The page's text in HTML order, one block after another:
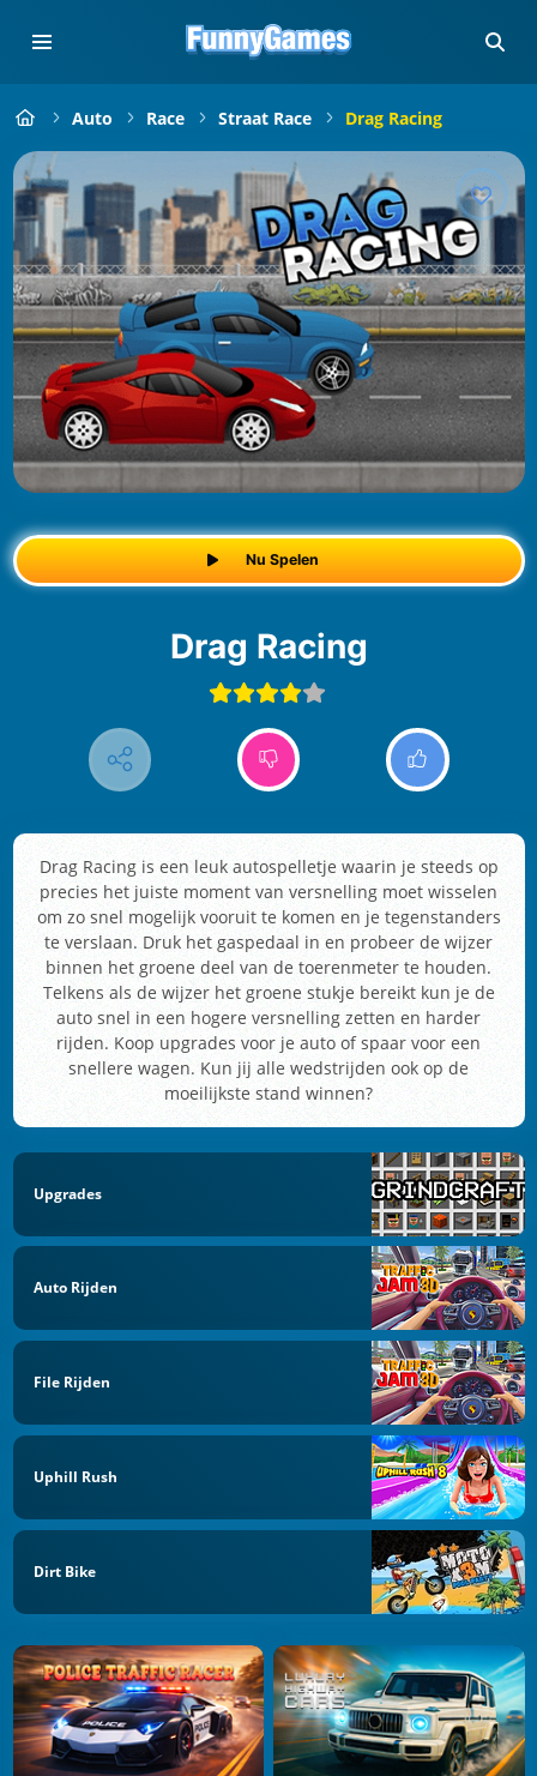
Auto Race Straat Race Drag Racing
Nu Spelen
Drag Racing
Drag Racing is een leuk autospelletje waarin je steeds op
precies het juiste moment van versnelling moet wisselen
om zo snel mogelijk vooruit te komen en je tegenstanders
te verslaan. Druk het gaspedaal in en probeer de wijzer
binnen het groene deel van de toerenmeter te houden.
Telkens als de wijzer het groene stukje bereikt kun je de
auto snel in een hogere versnelling zetten en harder
rijden. Koop upgrades voor je auto of spaar voor een
snellere wagen. Kun jij alle wedstrijden ook op de
moeilijkste stand winnen?
Upgrades
Auto Rijden
File Rijden
Uphill Rush
Dirt Bike